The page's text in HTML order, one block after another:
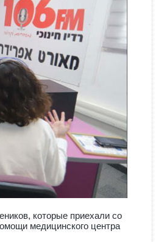
которые приехали со
медицинского центра